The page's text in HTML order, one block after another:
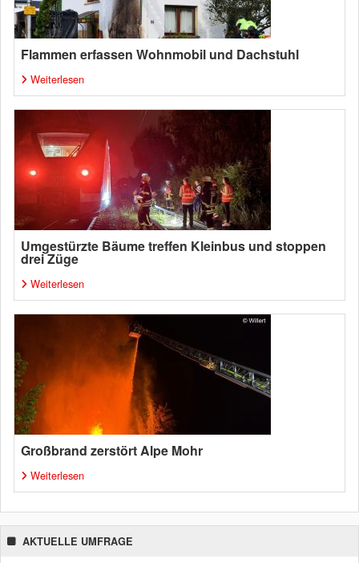
Flammen erfassen Wohnmobil und Dachstuhl
Weiterlesen
Umgestürzte Bäume treffen Kleinbus und stoppen
drei Züge
Weiterlesen
Großbrand zerstört Alpe Mohr
Weiterlesen
AKTUELLE UMFRAGE